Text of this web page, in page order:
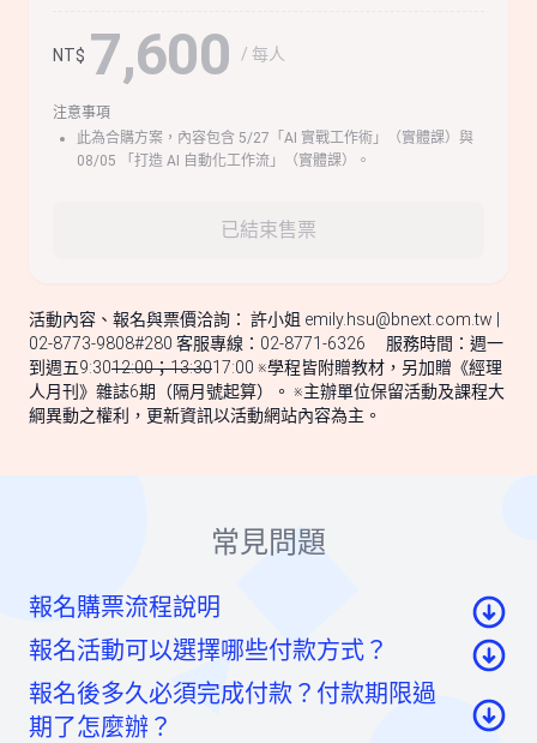
NT$ 7,600 / 每人
注意事項
此為合購方案，內容包含 5/27「AI 實戰工作術」（實體課）與
08/05 「打造 AI 自動化工作流」（實體課）。
已結束售票
活動內容、報名與票價洽詢： 許小姐 emily.hsu@bnext.com.tw
02-8773-9808#280 客服專線：02-8771-6326 服務時間：週一
到週五9:3012:00；13:3017:00 ※學程皆附贈教材，另加贈《經理
人月刊》雜誌6期（隔月號起算）。 ※主辦單位保留活動及課程大
綱異動之權利，更新資訊以活動網站內容為主。
常見問題
報名購票流程說明
至活動頁面點選「我要報名」按鈕後，至票券資
訊頁點選「請先登入」按鈕。
報名活動可以選擇哪些付款方式？
信用卡：頁面將轉至綠界科技頁面線上刷卡
報名後多久必須完成付款？付款期限過
期了怎麼辦？